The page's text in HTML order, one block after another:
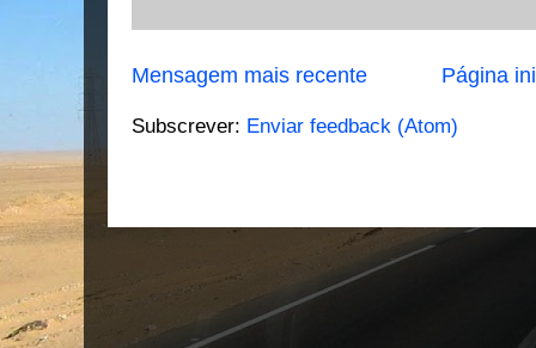
Mensagem mais recente Página
Subscrever: Enviar feedback (Atom)